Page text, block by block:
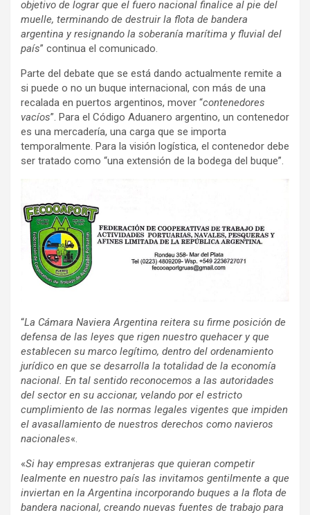
objetivo de lograr que el fuero nacional finalice al pie del
muelle, terminando de destruir la flota de bandera
argentina y resignando la soberanía marítima y fluvial del
país” continua el comunicado.
Parte del debate que se está dando actualmente remite a
si puede o no un buque internacional, con más de una
recalada en puertos argentinos, mover “contenedores
vacíos”. Para el Código Aduanero argentino, un contenedor
es una mercadería, una carga que se importa
temporalmente. Para la visión logística, el contenedor debe
ser tratado como “una extensión de la bodega del buque”.
“La Cámara Naviera Argentina reitera su firme posición de
defensa de las leyes que rigen nuestro quehacer y que
establecen su marco legítimo, dentro del ordenamiento
jurídico en que se desarrolla la totalidad de la economía
nacional. En tal sentido reconocemos a las autoridades
del sector en su accionar, velando por el estricto
cumplimiento de las normas legales vigentes que impiden
el avasallamiento de nuestros derechos como navieros
nacionales«.
«Si hay empresas extranjeras que quieran competir
lealmente en nuestro país las invitamos gentilmente a que
inviertan en la Argentina incorporando buques a la flota de
bandera nacional, creando nuevas fuentes de trabajo para